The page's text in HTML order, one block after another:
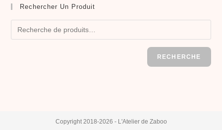
Rechercher Un Produit
RECHERCHE
Copyright 2018-2026 - L'Atelier de Zaboo